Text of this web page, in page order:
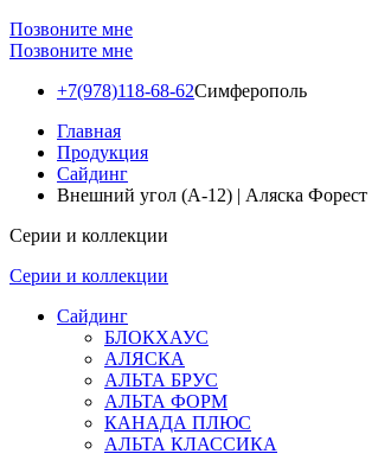
Позвоните мне
Позвоните мне
+7(978)118-68-62Симферополь
Главная
Продукция
Сайдинг
Внешний угол (A-12) | Аляска Форест
Серии и коллекции
Серии и коллекции
Сайдинг
БЛОКХАУС
АЛЯСКА
АЛЬТА БРУС
АЛЬТА ФОРМ
КАНАДА ПЛЮС
АЛЬТА КЛАССИКА